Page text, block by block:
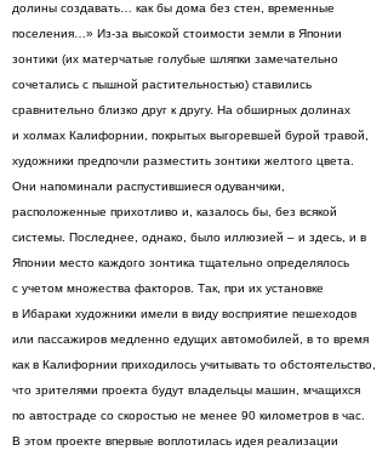
долины создавать… как бы дома без стен, временные
поселения…» Из-за высокой стоимости земли в Японии
зонтики (их матерчатые голубые шляпки замечательно
сочетались с пышной растительностью) ставились
сравнительно близко друг к другу. На обширных долинах
и холмах Калифорнии, покрытых выгоревшей бурой травой,
художники предпочли разместить зонтики желтого цвета.
Они напоминали распустившиеся одуванчики,
расположенные прихотливо и, казалось бы, без всякой
системы. Последнее, однако, было иллюзией – и здесь, и в
Японии место каждого зонтика тщательно определялось
с учетом множества факторов. Так, при их установке
в Ибараки художники имели в виду восприятие пешеходов
или пассажиров медленно едущих автомобилей, в то время
как в Калифорнии приходилось учитывать то обстоятельство,
что зрителями проекта будут владельцы машин, мчащихся
по автостраде со скоростью не менее 90 километров в час.
В этом проекте впервые воплотилась идея реализации